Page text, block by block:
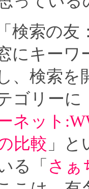
検索の友
にキー
、検索を
ゴリーに
ネット
比較 」
る「 さぁ